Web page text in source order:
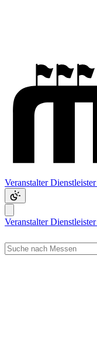
VeranstalterDienstleister
VeranstalterDienstleister